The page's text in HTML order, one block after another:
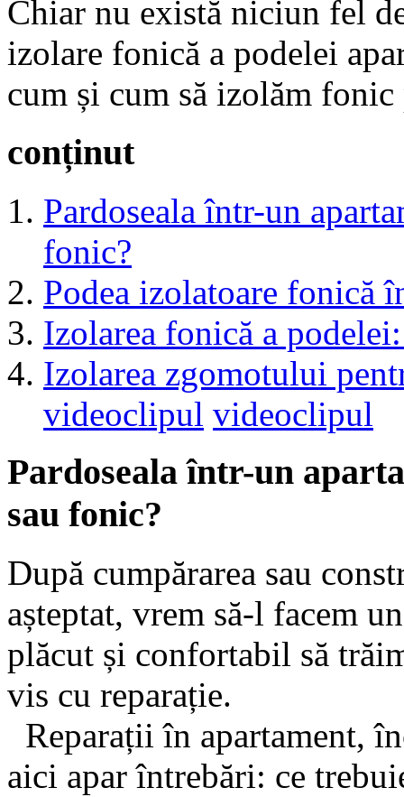
Chiar nu există niciun fel
izolare fonică a podelei
cum și cum să izolăm
conținut
Pardoseala într-un
fonic?
Podea izolatoare fonică
Izolarea fonică a
Izolarea zgomotului
videoclipul videoclipul
Pardoseala într-un
sau fonic?
După cumpărarea sau
așteptat, vrem să-l facem
plăcut și confortabil să
vis cu reparație.
Reparații în apartament,
aici apar întrebări: ce